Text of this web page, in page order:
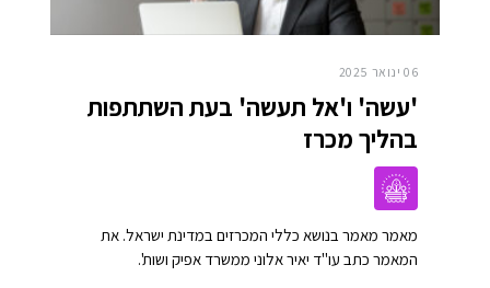
06 ינואר 2025
'עשה' ו'אל תעשה' בעת השתתפות
בהליך מכרז
מאמר מאמר בנושא כללי המכרזים במדינת ישראל. את
המאמר כתב עו"ד יאיר אלוני ממשרד אפיק ושות'.